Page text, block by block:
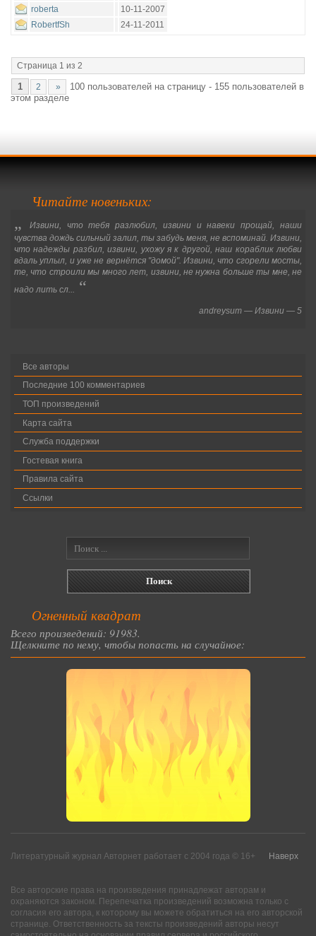
roberta
10-11-2007
RobertfSh
24-11-2011
Страница 1 из 2
1 2 »
100 пользователей на страницу - 155 пользователей в
этом разделе
Читайте новеньких:
„
Извини, что тебя разлюбил, извини и навеки прощай, наши
чувства дождь сильный залил, ты забудь меня, не вспоминай. Извини,
что надежды разбил, извини, ухожу я к другой, наш кораблик любви
вдаль уплыл, и уже не вернётся "домой". Извини, что сгорели мосты,
те, что строили мы много лет, извини, не нужна больше ты мне, не
надо лить сл... “
andreysum — Извини — 5
Все авторы
Последние 100 комментариев
ТОП произведений
Карта сайта
Служба поддержки
Гостевая книга
Правила сайта
Ссылки
Огненный квадрат
Всего произведений: 91983.
Щелкните по нему, чтобы попасть на случайное:
Наверх
Литературный журнал Авторнет работает с 2004 года © 16+
Все авторские права на произведения принадлежат авторам и
охраняются законом. Перепечатка произведений возможна только с
согласия его автора, к которому вы можете обратиться на его авторской
странице. Ответственность за тексты произведений авторы несут